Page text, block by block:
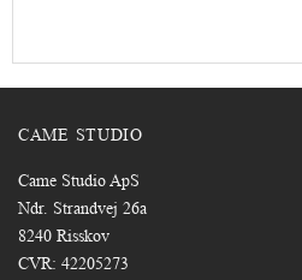
CAME STUDIO
Came Studio ApS
Ndr. Strandvej 26a
8240 Risskov
CVR: 42205273